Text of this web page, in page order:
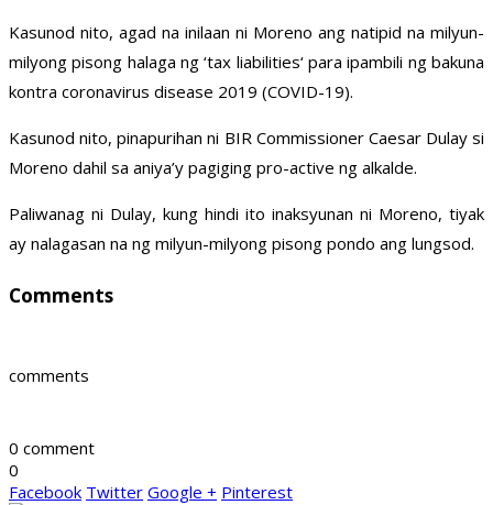
Kasunod nito, agad na inilaan ni Moreno ang natipid na milyun-
milyong pisong halaga ng ‘tax liabilities‘ para ipambili ng bakuna
kontra coronavirus disease 2019 (COVID-19).
Kasunod nito, pinapurihan ni BIR Commissioner Caesar Dulay si
Moreno dahil sa aniya’y pagiging pro-active ng alkalde.
Paliwanag ni Dulay, kung hindi ito inaksyunan ni Moreno, tiyak
ay nalagasan na ng milyun-milyong pisong pondo ang lungsod.
Comments
comments
0 comment
0
Facebook Twitter Google + Pinterest